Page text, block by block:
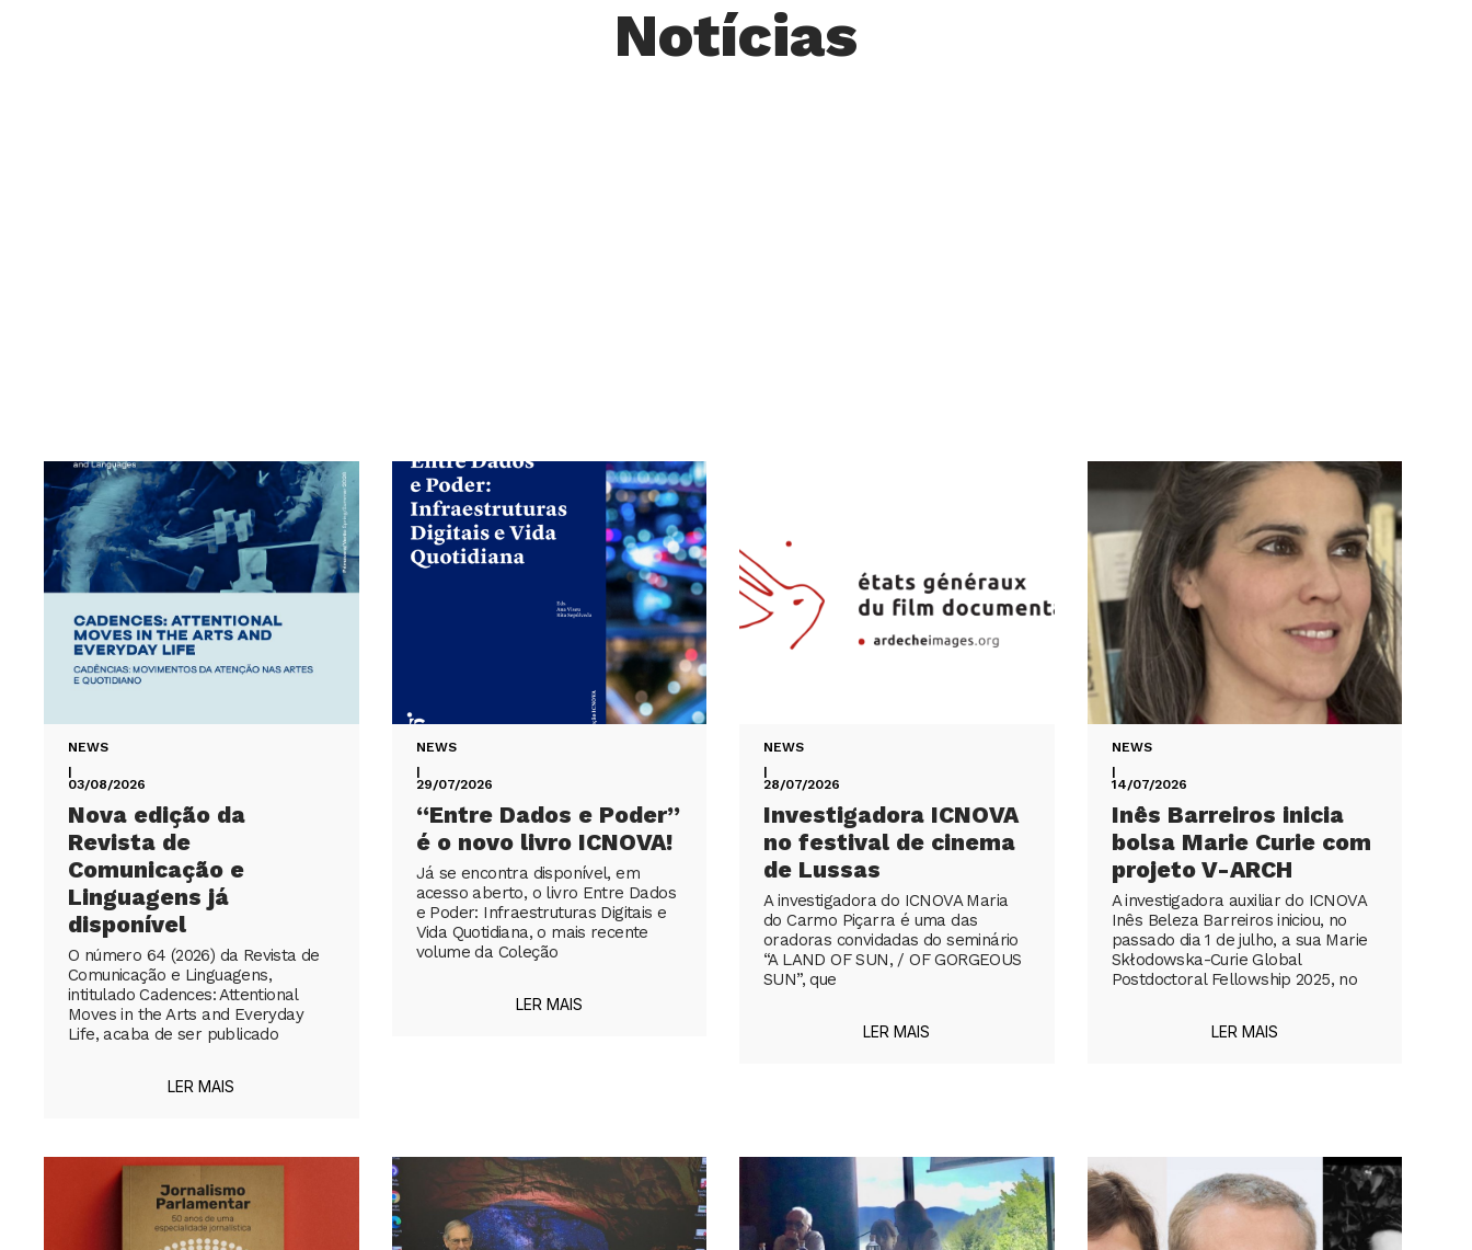
Notícias
NEWS
|
03/08/2026
Nova edição da
Revista de
Comunicação e
Linguagens já
disponível
O número 64 (2026) da Revista de
Comunicação e Linguagens,
intitulado Cadences: Attentional
Moves in the Arts and Everyday
Life, acaba de ser publicado
LER MAIS
NEWS
|
29/07/2026
“Entre Dados e Poder”
é o novo livro ICNOVA!
Já se encontra disponível, em
acesso aberto, o livro Entre Dados
e Poder: Infraestruturas Digitais e
Vida Quotidiana, o mais recente
volume da Coleção
LER MAIS
NEWS
|
28/07/2026
Investigadora ICNOVA
no festival de cinema
de Lussas
A investigadora do ICNOVA Maria
do Carmo Piçarra é uma das
oradoras convidadas do seminário
“A LAND OF SUN, / OF GORGEOUS
SUN”, que
LER MAIS
NEWS
|
14/07/2026
Inês Barreiros inicia
bolsa Marie Curie com
projeto V-ARCH
A investigadora auxiliar do ICNOVA
Inês Beleza Barreiros iniciou, no
passado dia 1 de julho, a sua Marie
Skłodowska-Curie Global
Postdoctoral Fellowship 2025, no
LER MAIS